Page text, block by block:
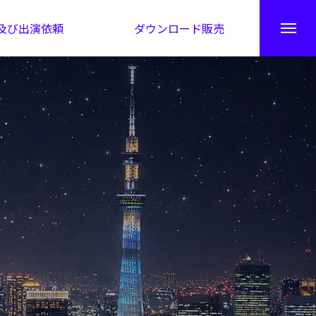
び出演依頼 ダウンロード販売
秘伝公開！吉凶カレンダー